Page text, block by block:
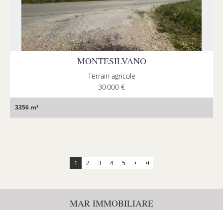
MONTESILVANO
Terrain agricole
30 000 €
3356 m²
1 2 3 4 5
MAR IMMOBILIARE